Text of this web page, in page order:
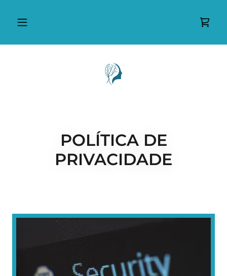
POLÍTICA DE
PRIVACIDADE